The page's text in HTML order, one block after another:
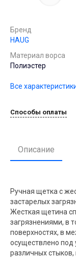
Бренд
HAUG
Материал ворса
Полиэстер
Все
Способы оплаты
Описание
Ручная щетка с
застарелых
Жесткая щетина
загрязнениями, в
поверхностях, в
осуществлено под
различных